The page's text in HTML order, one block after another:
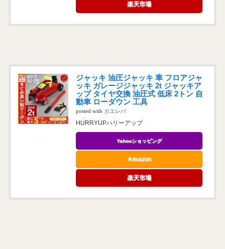
楽天市場
ジャッキ 油圧ジャッキ 車 フロアジャ
ッキ ガレージジャッキ 2t ジャッキア
ップ タイヤ交換 油圧式 低床 2トン 自
動車 ローダウン 工具
posted with カエレバ
HURRYUPハリーアップ
Yahooショッピング
Amazon
楽天市場